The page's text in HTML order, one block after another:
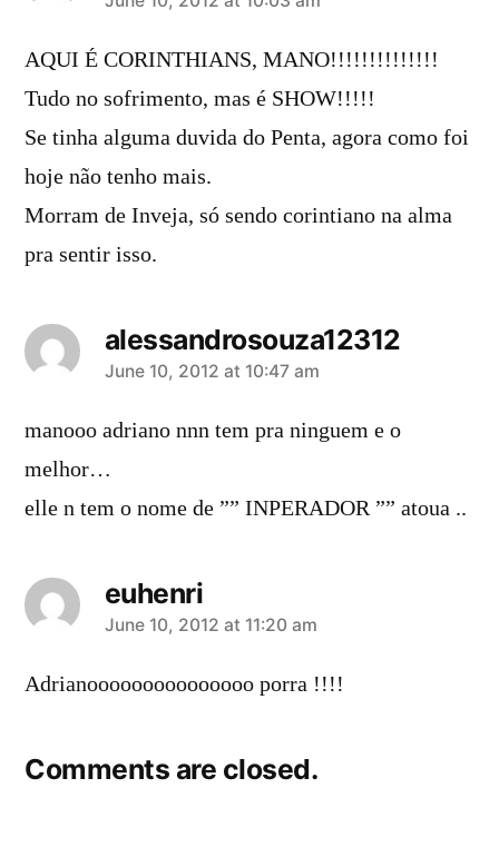
AQUI É CORINTHIANS, MANO!!!!!!!!!!!!!!
Tudo no sofrimento, mas é SHOW!!!!!
Se tinha alguma duvida do Penta, agora como foi
hoje não tenho mais.
Morram de Inveja, só sendo corintiano na alma
pra sentir isso.
alessandrosouza12312
says:
June 10, 2012 at 10:47 am
manooo adriano nnn tem pra ninguem e o
melhor…
elle n tem o nome de ”” INPERADOR ”” atoua ..
euhenri
says:
June 10, 2012 at 11:20 am
Adrianooooooooooooooo porra !!!!
Comments are closed.